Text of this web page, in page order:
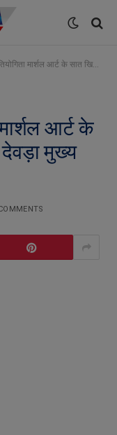
आर्ट के सात खिलाडिय़ों का चयन, देवड़ा मुख्य प्रशिक्षण नियुक्त
आर्ट के
मुख्य